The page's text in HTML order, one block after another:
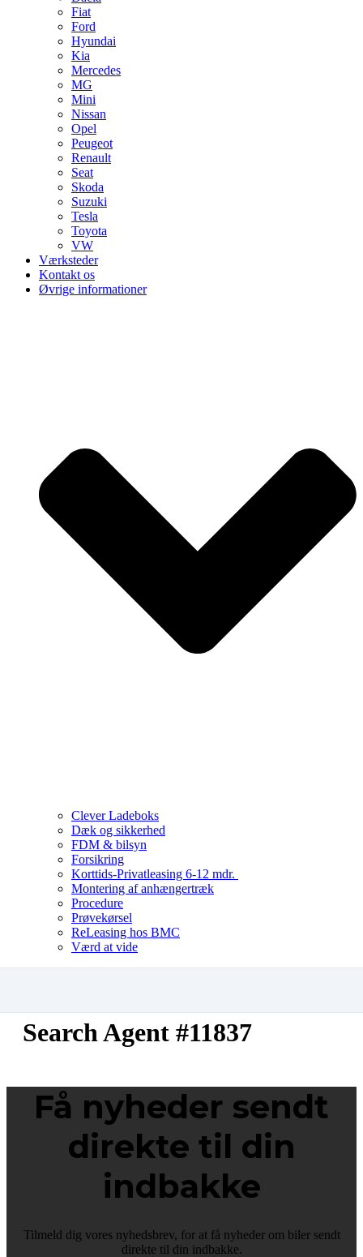
Fiat
Ford
Hyundai
Kia
Mercedes
MG
Mini
Nissan
Opel
Peugeot
Renault
Seat
Skoda
Suzuki
Tesla
Toyota
VW
Værksteder
Kontakt os
Øvrige informationer
Clever Ladeboks
Dæk og sikkerhed
FDM & bilsyn
Forsikring
Korttids-Privatleasing 6-12 mdr.
Montering af anhængertræk
Procedure
Prøvekørsel
ReLeasing hos BMC
Værd at vide
Search Agent #11837
Få nyheder sendt
direkte til din
indbakke
Tilmeld dig vores nyhedsbrev, for at få nyheder om biler sendt
direkte til din indbakke.